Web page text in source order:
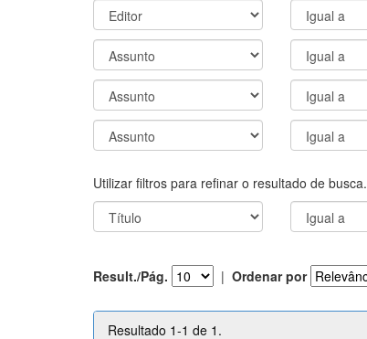
Utilizar filtros para refinar o resultado de busca.
Result./Pág. | Ordenar por
Resultado 1-1 de 1.